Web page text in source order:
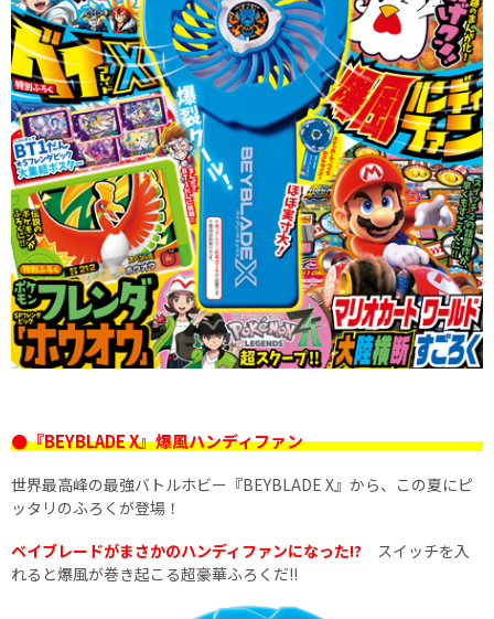
●『BEYBLADE X』爆風ハンディファン
世界最高峰の最強バトルホビー『BEYBLADE X』から、この夏にピ
ッタリのふろくが登場！
ベイブレードがまさかのハンディファンになった!? スイッチを入
れると爆風が巻き起こる超豪華ふろくだ!!